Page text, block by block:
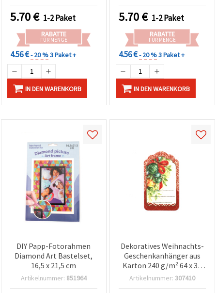
5.70€ 1-2 Paket
RABATTE
FÜR MENGE
4.56 €- 20 %3 Paket +
IN DEN WARENKORB
5.70€ 1-2 Paket
RABATTE
FÜR MENGE
4.56 €- 20 %3 Paket +
IN DEN WARENKORB
DIY Papp-Fotorahmen
Diamond Art Bastelset,
16,5 x 21,5 cm
Artikelnummer: 851964
Dekoratives Weihnachts-
Geschenkanhänger aus
Karton 240 g/m² 64 x 38
mm – 5 Stück – ideal zum
Artikelnummer: 307410